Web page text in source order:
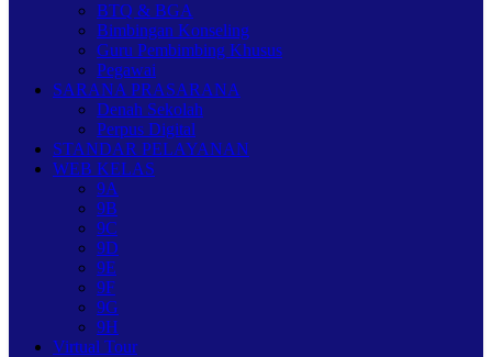
BTQ & BGA
Bimbingan Konseling
Guru Pembimbing Khusus
Pegawai
SARANA PRASARANA
Denah Sekolah
Perpus Digital
STANDAR PELAYANAN
WEB KELAS
9A
9B
9C
9D
9E
9F
9G
9H
Virtual Tour